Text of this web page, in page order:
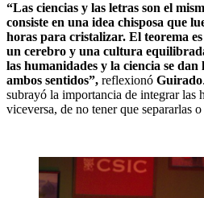
“Las ciencias y las letras son el
consiste en una idea chisposa que
horas para cristalizar. El teorema
un cerebro y una cultura
las humanidades y la ciencia se
ambos sentidos”, reflexionó Guirado
subrayó la importancia de integrar las
viceversa, de no tener que separarlas